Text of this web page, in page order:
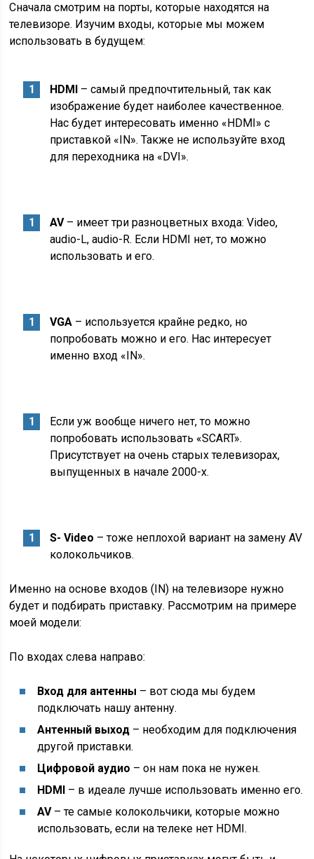
Сначала смотрим на порты, которые находятся на
телевизоре. Изучим входы, которые мы можем
использовать в будущем:
HDMI – самый предпочтительный, так как
изображение будет наиболее качественное.
Нас будет интересовать именно «HDMI» с
приставкой «IN». Также не используйте вход
для переходника на «DVI».
AV– имеет три разноцветных входа: Video,
audio-L, audio-R. Если HDMI нет, то можно
использовать и его.
VGA – используется крайне редко, но
попробовать можно и его. Нас интересует
именно вход «IN».
Если уж вообще ничего нет, то можно
попробовать использовать «SCART».
Присутствует на очень старых телевизорах,
выпущенных в начале 2000-х.
S- Video – тоже неплохой вариант на замену AV
колокольчиков.
Именно на основе входов (IN) на телевизоре нужно
будет и подбирать приставку. Рассмотрим на примере
моей модели:
По входах слева направо:
Вход для антенны – вот сюда мы будем
подключать нашу антенну.
Антенный выход – необходим для подключения
другой приставки.
Цифровой аудио – он нам пока не нужен.
HDMI – в идеале лучше использовать именно его.
AV– те самые колокольчики, которые можно
использовать, если на телеке нет HDMI.